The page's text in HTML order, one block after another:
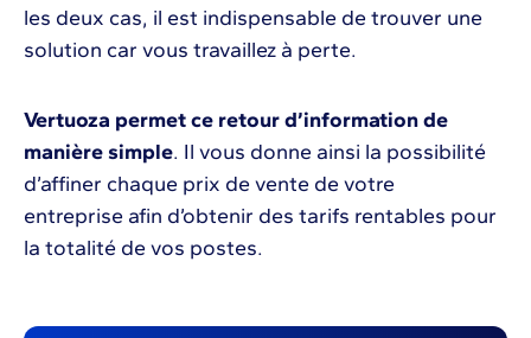
les deux cas, il est indispensable de trouver une
solution car vous travaillez à perte.
Vertuoza permet ce retour d’information de
manière simple. Il vous donne ainsi la possibilité
d’affiner chaque prix de vente de votre
entreprise afin d’obtenir des tarifs rentables pour
la totalité de vos postes.